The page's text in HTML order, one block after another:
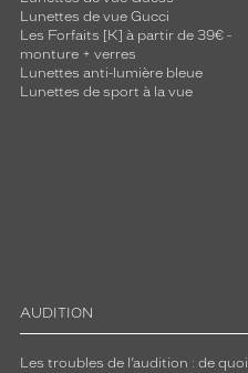
Lunettes de vue Gucci
Les Forfaits [K] à partir de 39€ -
monture + verres
Lunettes anti-lumière bleue
Lunettes de sport à la vue
AUDITION
Les troubles de l’audition : de quoi